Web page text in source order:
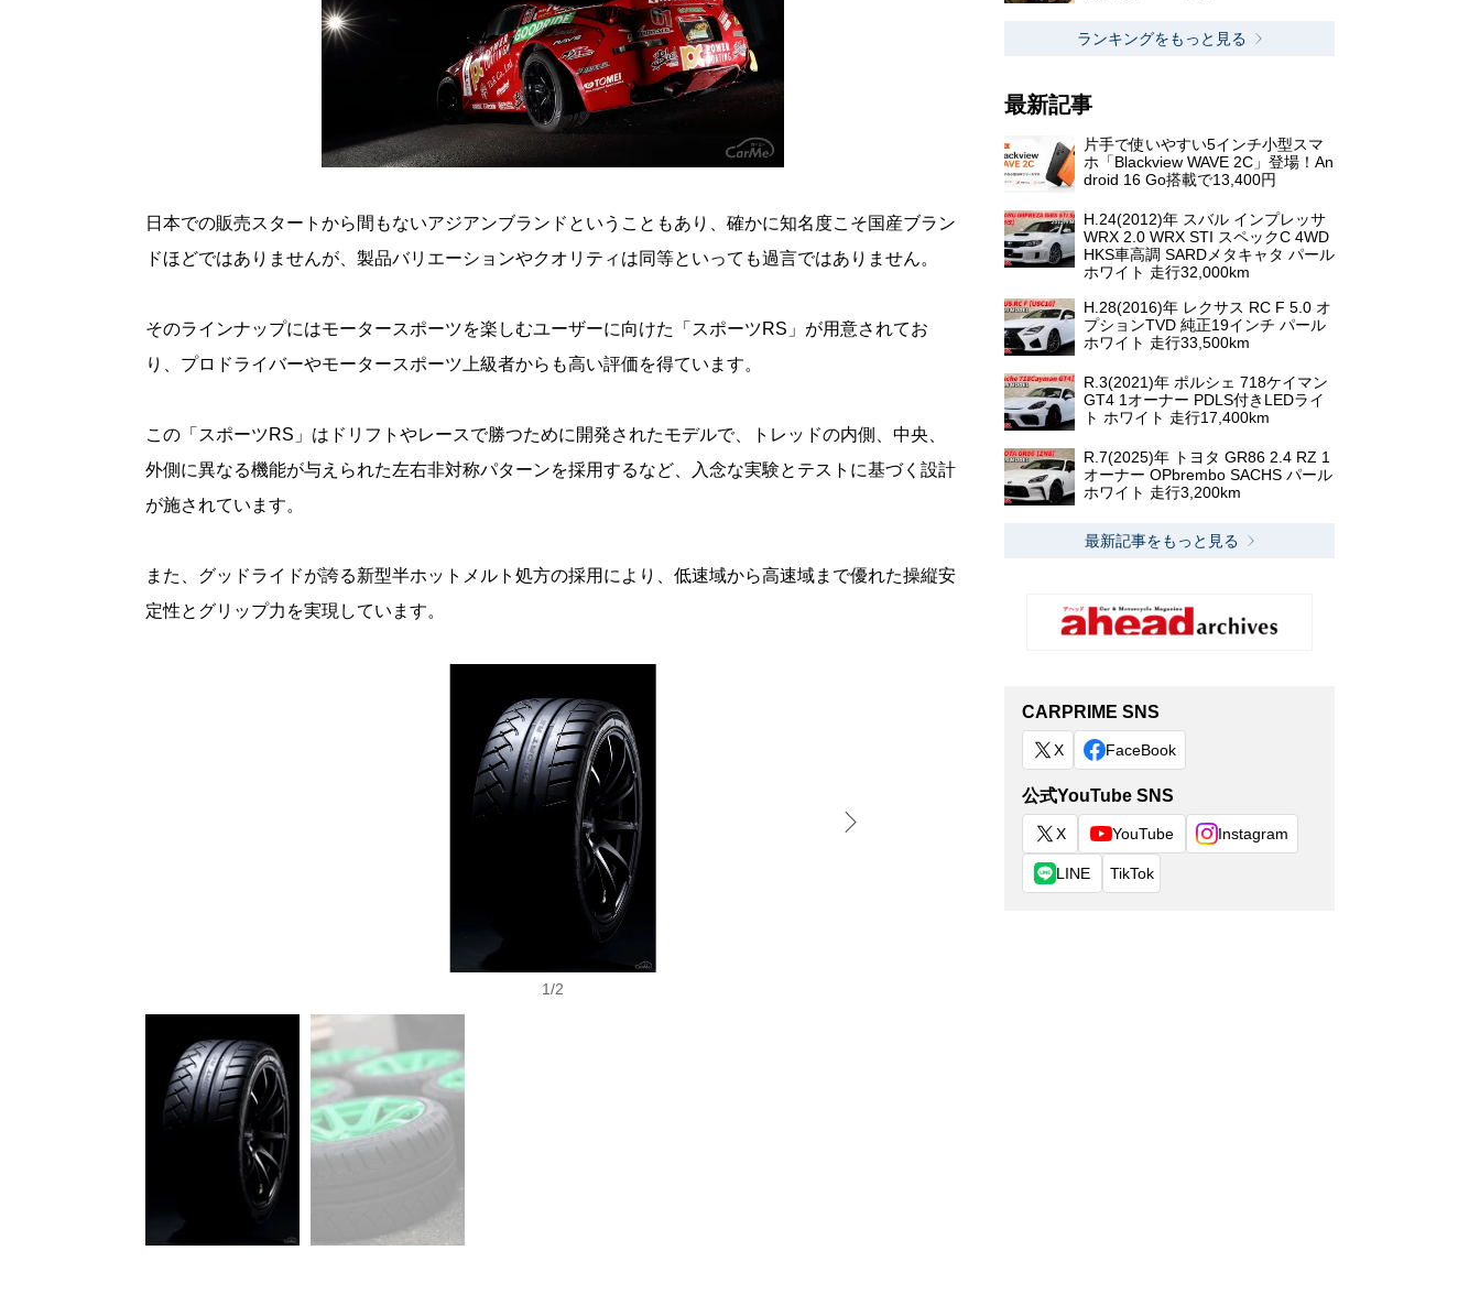
日本での販売スタートから間もないアジアンブランドということもあり、確かに知名度こそ国産ブラン
ドほどではありませんが、製品バリエーションやクオリティは同等といっても過言ではありません。
そのラインナップにはモータースポーツを楽しむユーザーに向けた「スポーツRS」が用意されてお
り、プロドライバーやモータースポーツ上級者からも高い評価を得ています。
この「スポーツRS」はドリフトやレースで勝つために開発されたモデルで、トレッドの内側、中央、
外側に異なる機能が与えられた左右非対称パターンを採用するなど、入念な実験とテストに基づく設計
が施されています。
また、グッドライドが誇る新型半ホットメルト処方の採用により、低速域から高速域まで優れた操縦安
定性とグリップ力を実現しています。
1/2
ランキングをもっと見る
最新記事
片手で使いやすい5インチ小型スマ
ホ「Blackview WAVE 2C」登場！An
droid 16 Go搭載で13,400円
H.24(2012)年 スバル インプレッサ
WRX 2.0 WRX STI スペックC 4WD
HKS車高調 SARDメタキャタ パール
ホワイト 走行32,000km
H.28(2016)年 レクサス RC F 5.0 オ
プションTVD 純正19インチ パール
ホワイト 走行33,500km
R.3(2021)年 ポルシェ 718ケイマン
GT4 1オーナー PDLS付きLEDライ
ト ホワイト 走行17,400km
R.7(2025)年 トヨタ GR86 2.4 RZ 1
オーナー OPbrembo SACHS パール
ホワイト 走行3,200km
最新記事をもっと見る
CARPRIME SNS
X FaceBook
公式YouTube SNS
X YouTube Instagram
LINE TikTok